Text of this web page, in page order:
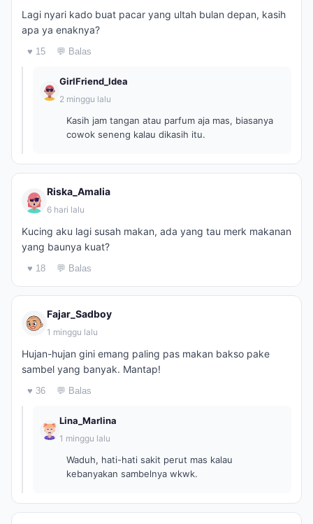
Lagi nyari kado buat pacar yang ultah bulan depan, kasih
apa ya enaknya?
♥ 15 💬 Balas
GirlFriend_Idea
2 minggu lalu
Kasih jam tangan atau parfum aja mas, biasanya
cowok seneng kalau dikasih itu.
Riska_Amalia
6 hari lalu
Kucing aku lagi susah makan, ada yang tau merk makanan
yang baunya kuat?
♥ 18 💬 Balas
Fajar_Sadboy
1 minggu lalu
Hujan-hujan gini emang paling pas makan bakso pake
sambel yang banyak. Mantap!
♥ 36 💬 Balas
Lina_Marlina
1 minggu lalu
Waduh, hati-hati sakit perut mas kalau
kebanyakan sambelnya wkwk.